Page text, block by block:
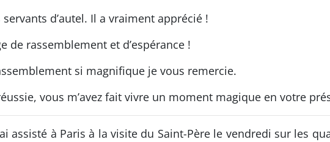
d’autel. Il a vraiment apprécié !
de rassemblement et d’espérance !
si magnifique je vous remercie.
vous m’avez fait vivre un moment magique en votre
assisté à Paris à la visite du Saint-Père le vendredi sur les